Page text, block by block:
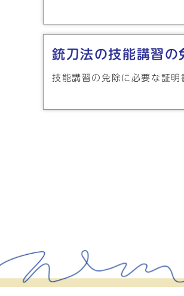
銃刀法の技能講習の
技能講習の免除に必要な証明